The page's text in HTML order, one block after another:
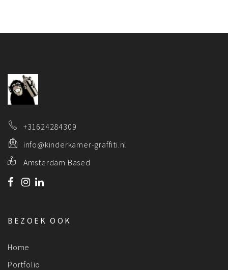
+31624284309
info@kinderkamer-graffiti.nl
Amsterdam Based
BEZOEK OOK
Home
Portfolio